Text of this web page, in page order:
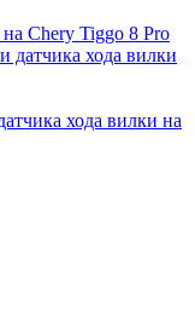
Chery Tiggo 8 Pro
хода вилки на